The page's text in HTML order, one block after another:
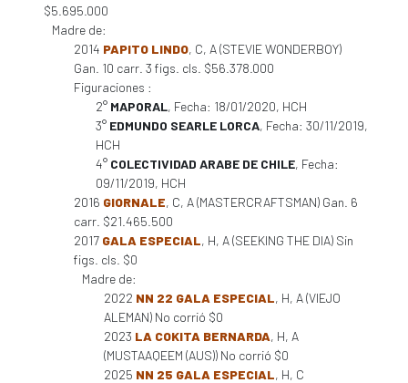
$5.695.000
Madre de:
2014 PAPITO LINDO, C, A (STEVIE WONDERBOY)
Gan. 10 carr. 3 figs. cls. $56.378.000
Figuraciones :
2° MAPORAL, Fecha: 18/01/2020, HCH
3° EDMUNDO SEARLE LORCA, Fecha: 30/11/2019,
HCH
4° COLECTIVIDAD ARABE DE CHILE, Fecha:
09/11/2019, HCH
2016 GIORNALE, C, A (MASTERCRAFTSMAN) Gan. 6
carr. $21.465.500
2017 GALA ESPECIAL, H, A (SEEKING THE DIA) Sin
figs. cls. $0
Madre de:
2022 NN 22 GALA ESPECIAL, H, A (VIEJO
ALEMAN) No corrió $0
2023 LA COKITA BERNARDA, H, A
(MUSTAAQEEM (AUS)) No corrió $0
2025 NN 25 GALA ESPECIAL, H, C